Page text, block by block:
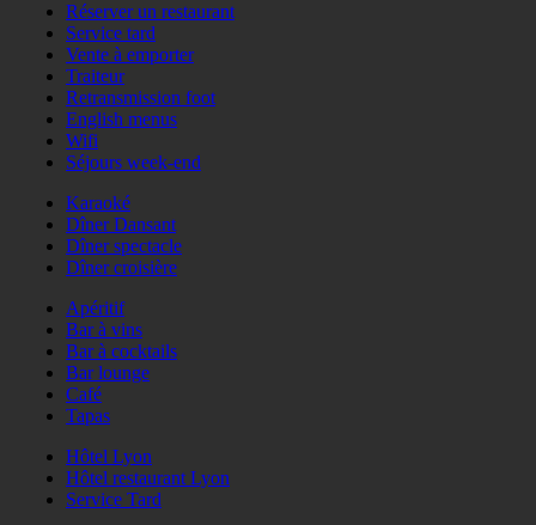
Réserver un restaurant
Service tard
Vente à emporter
Traiteur
Retransmission foot
English menus
Wifi
Séjours week-end
Karaoké
Dîner Dansant
Dîner spectacle
Dîner croisière
Apéritif
Bar à vins
Bar à cocktails
Bar lounge
Café
Tapas
Hôtel Lyon
Hôtel restaurant Lyon
Service Tard